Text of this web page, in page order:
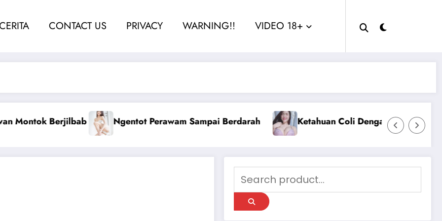
CONTACT US PRIVACY WARNING!! VIDEO 18+
Berdarah Ketahuan Coli Dengan Kakak Nina Sange Berat Aku Ngentot Dengan 2 Pria